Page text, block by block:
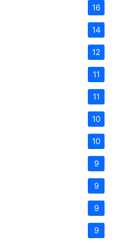
16
14
12
11
11
10
10
9
9
9
9